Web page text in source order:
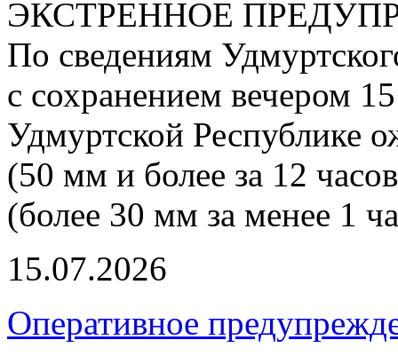
ЭКСТРЕННОЕ
По сведениям
с сохранением вечером
Удмуртской Республике
(50 мм и более за 12
(более 30 мм за менее 1
15.07.2026
Оперативное